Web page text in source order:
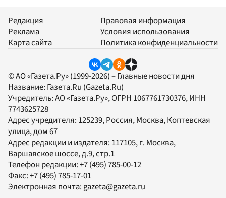
Редакция
Реклама
Карта сайта
Правовая информация
Условия использования
Политика конфиденциальности
© АО «Газета.Ру» (1999-2026) – Главные новости дня
Название: Газета.Ru (Gazeta.Ru)
Учредитель:АО «Газета.Ру», ОГРН 1067761730376, ИНН
7743625728
Адрес учредителя: 125239, Россия, Москва, Коптевская
улица, дом 67
Адрес редакции и издателя: 117105, г. Москва,
Варшавское шоссе, д.9, стр.1
Телефон редакции:+7 (495) 785-00-12
Факс:+7 (495) 785-17-01
Электронная почта:gazeta@gazeta.ru